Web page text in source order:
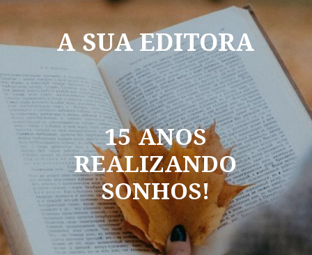
A SUAEDITORA
15 ANOS
REALIZANDO
SONHOS!